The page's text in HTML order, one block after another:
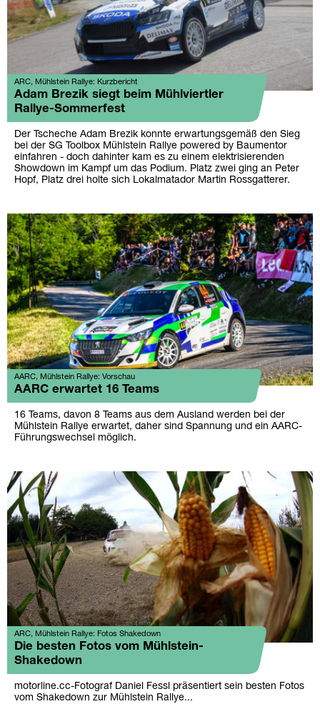
ARC, Mühlstein Rallye: Kurzbericht
Adam Brezik siegt beim Mühlviertler
Rallye-Sommerfest
Der Tscheche Adam Brezik konnte erwartungsgemäß den Sieg
bei der SG Toolbox Mühlstein Rallye powered by Baumentor
einfahren - doch dahinter kam es zu einem elektrisierenden
Showdown im Kampf um das Podium. Platz zwei ging an Peter
Hopf, Platz drei holte sich Lokalmatador Martin Rossgatterer.
AARC, Mühlstein Rallye: Vorschau
AARC erwartet 16 Teams
16 Teams, davon 8 Teams aus dem Ausland werden bei der
Mühlstein Rallye erwartet, daher sind Spannung und ein AARC-
Führungswechsel möglich.
ARC, Mühlstein Rallye: Fotos Shakedown
Die besten Fotos vom Mühlstein-
Shakedown
motorline.cc-Fotograf Daniel Fessl präsentiert sein besten Fotos
vom Shakedown zur Mühlstein Rallye...